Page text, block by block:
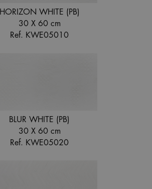
HORIZON WHITE (PB)
30 X 60 cm
Ref. KWE05010
BLUR WHITE (PB)
30 X 60 cm
Ref. KWE05020